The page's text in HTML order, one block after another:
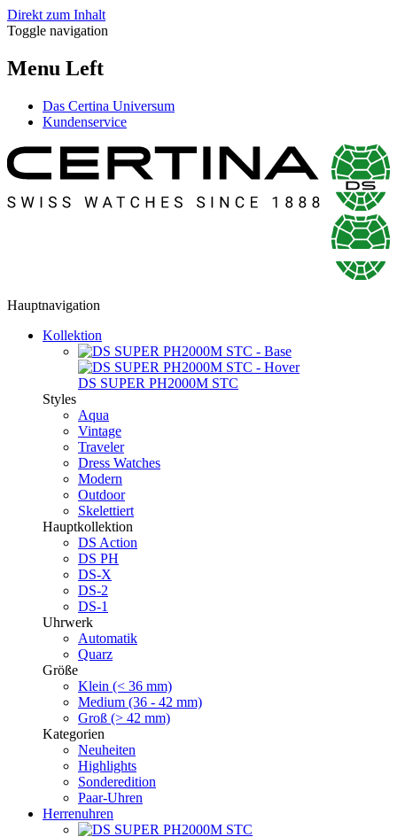
Direkt zum Inhalt
Toggle navigation
Menu Left
Das Certina Universum
Kundenservice
Hauptnavigation
Kollektion
DS SUPER PH2000M STC
Styles
Aqua
Vintage
Traveler
Dress Watches
Modern
Outdoor
Skelettiert
Hauptkollektion
DS Action
DS PH
DS-X
DS-2
DS-1
Uhrwerk
Automatik
Quarz
Größe
Klein (< 36 mm)
Medium (36 - 42 mm)
Groß (> 42 mm)
Kategorien
Neuheiten
Highlights
Sonderedition
Paar-Uhren
Herrenuhren